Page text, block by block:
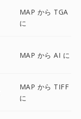
MAP から TGA
に
MAP から AI に
MAP から TIFF
に